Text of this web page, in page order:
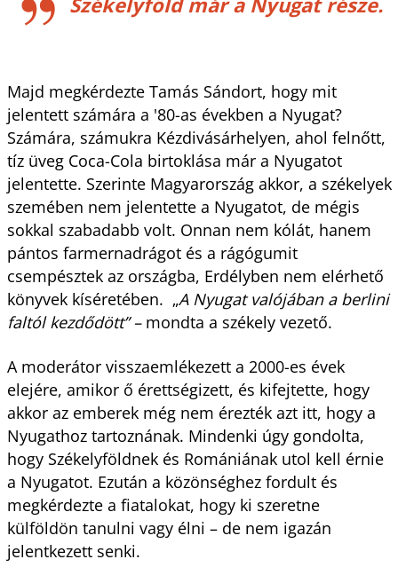
Majd megkérdezte Tamás Sándort, hogy mit
jelentett számára a '80-as években a Nyugat?
Számára, számukra Kézdivásárhelyen, ahol felnőtt,
tíz üveg Coca-Cola birtoklása már a Nyugatot
jelentette. Szerinte Magyarország akkor, a székelyek
szemében nem jelentette a Nyugatot, de mégis
sokkal szabadabb volt. Onnan nem kólát, hanem
pántos farmernadrágot és a rágógumit
csempésztek az országba, Erdélyben nem elérhető
könyvek kíséretében. „A Nyugat valójában a berlini
faltól kezdődött” – mondta a székely vezető.
A moderátor visszaemlékezett a 2000-es évek
elejére, amikor ő érettségizett, és kifejtette, hogy
akkor az emberek még nem érezték azt itt, hogy a
Nyugathoz tartoznának. Mindenki úgy gondolta,
hogy Székelyföldnek és Romániának utol kell érnie
a Nyugatot. Ezután a közönséghez fordult és
megkérdezte a fiatalokat, hogy ki szeretne
külföldön tanulni vagy élni – de nem igazán
jelentkezett senki.